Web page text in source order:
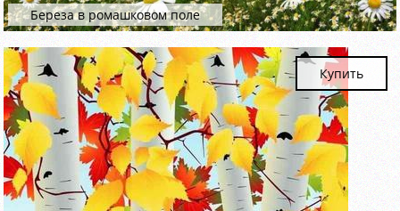
Береза в ромашковом поле
Купить